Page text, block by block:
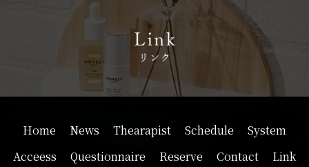
Home News Thearapist Schedule
System
Acceess
Questionnaire Reserve Contact Link